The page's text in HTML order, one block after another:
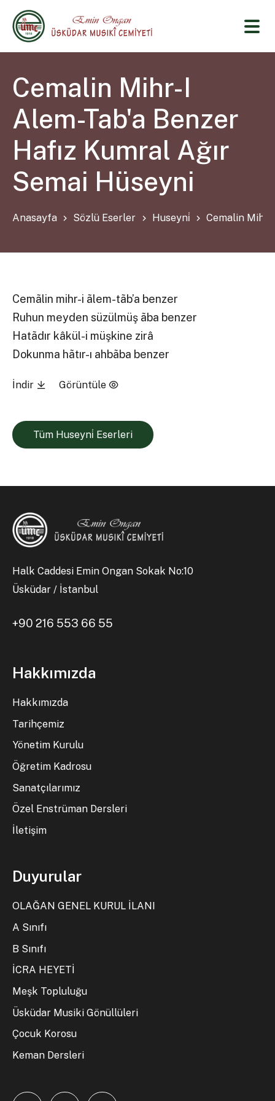
Cemalin Mihr-I
Alem-Tab'a Benzer
Hafız Kumral Ağır
Semai Hüseyni
Anasayfa Sözlü Eserler Huseyni̇ Cemalin Mihr-
Cemãlin mihr-i ãlem-tãb’a benzer
Ruhun meyden süzülmüş ãba benzer
Hatãdır kâkül-i müşkine zirâ
Dokunma hãtır-ı ahbãba benzer
İndir Görüntüle
Tüm Huseyni̇ Eserleri
Halk Caddesi Emin Ongan Sokak No:10
Üsküdar / İstanbul
+90 216 553 66 55
Hakkımızda
Hakkımızda
Tarihçemiz
Yönetim Kurulu
Öğretim Kadrosu
Sanatçılarımız
Özel Enstrüman Dersleri
İletişim
Duyurular
OLAĞAN GENEL KURUL İLANI
A Sınıfı
B Sınıfı
İCRA HEYETİ
Meşk Topluluğu
Üsküdar Musiki Gönüllüleri
Çocuk Korosu
Keman Dersleri